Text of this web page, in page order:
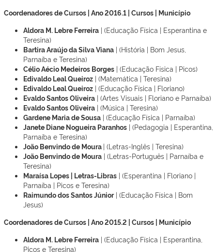
Coordenadores de Cursos | Ano 2016.1 | Cursos | Município
Aldora M. Lebre Ferreira | (Educação Física | Esperantina e
Teresina)
Bartira Araújo da Silva Viana | (História | Bom Jesus,
Parnaíba e Teresina)
Célio Aécio Medeiros Borges | (Educação Física | Picos)
Edivaldo Leal Queiroz | (Matemática | Teresina)
Edivaldo Leal Queiroz | (Educação Física | Floriano)
Evaldo Santos Oliveira | (Artes Visuais | Floriano e Parnaíba)
Evaldo Santos Oliveira | (Música | Teresina)
Gardene Maria de Sousa | (Educação Física | Parnaíba)
Janete Diane Nogueira Paranhos | (Pedagogia | Esperantina,
Parnaíba e Teresina)
João Benvindo de Moura | (Letras-Inglês | Teresina)
João Benvindo de Moura | (Letras-Português | Parnaíba e
Teresina)
Maraísa Lopes | Letras-Libras | (Esperantina | Floriano |
Parnaíba | Picos e Teresina)
Raimundo dos Santos Júnior| (Educação Física | Bom
Jesus)
Coordenadores de Cursos | Ano 2015.2 | Cursos | Município
Aldora M. Lebre Ferreira | (Educação Física | Esperantina,
Picos e Teresina)